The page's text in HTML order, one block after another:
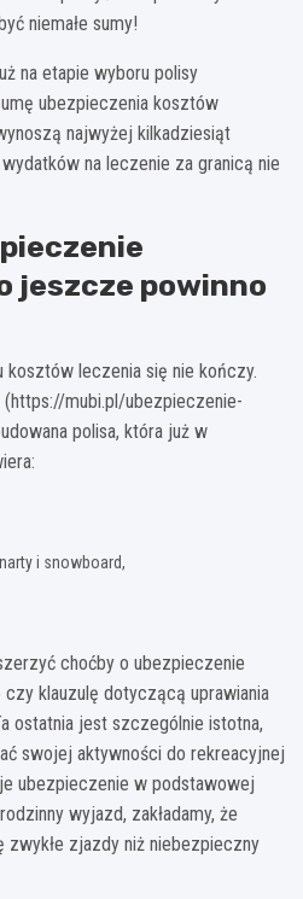
niemałe sumy!
na etapie wyboru polisy
ubezpieczenia kosztów
najwyżej kilkadziesiąt
na leczenie za granicą nie
jeszcze powinno
leczenia się nie kończy.
(https://mubi.pl/ubezpieczenie-
polisa, która już w
i snowboard,
choćby o ubezpieczenie
klauzulę dotyczącą uprawiania
ostatnia jest szczególnie istotna,
swojej aktywności do rekreacyjnej
ubezpieczenie w podstawowej
wyjazd, zakładamy, że
zwykłe zjazdy niż niebezpieczny